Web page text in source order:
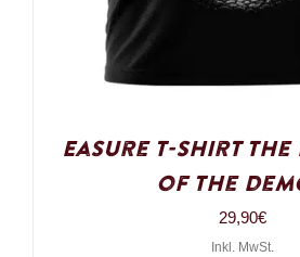
Easure T-Shirt
of the
29,90€
Inkl. MwSt.